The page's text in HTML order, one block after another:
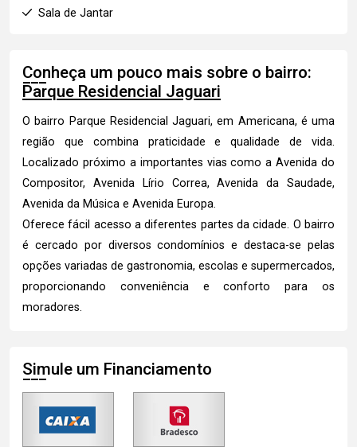
Sala de Jantar
Conheça um pouco mais sobre o bairro:
Parque Residencial Jaguari
O bairro Parque Residencial Jaguari, em Americana, é uma
região que combina praticidade e qualidade de vida.
Localizado próximo a importantes vias como a Avenida do
Compositor, Avenida Lírio Correa, Avenida da Saudade,
Avenida da Música e Avenida Europa.
Oferece fácil acesso a diferentes partes da cidade. O bairro
é cercado por diversos condomínios e destaca-se pelas
opções variadas de gastronomia, escolas e supermercados,
proporcionando conveniência e conforto para os
moradores.
Simule um Financiamento